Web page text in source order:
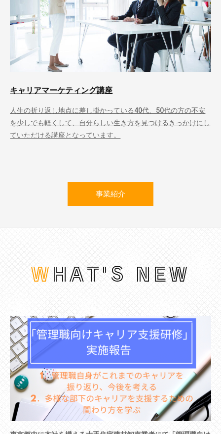
キャリアマーケティング講座
人生の折り返し地点に差し掛かっている40代、50代の方の不安
を少しでも軽くして、自分らしい生き方を見つけるきっかけにし
ていただける講座となっています。
事業紹介
WHAT'S NEW